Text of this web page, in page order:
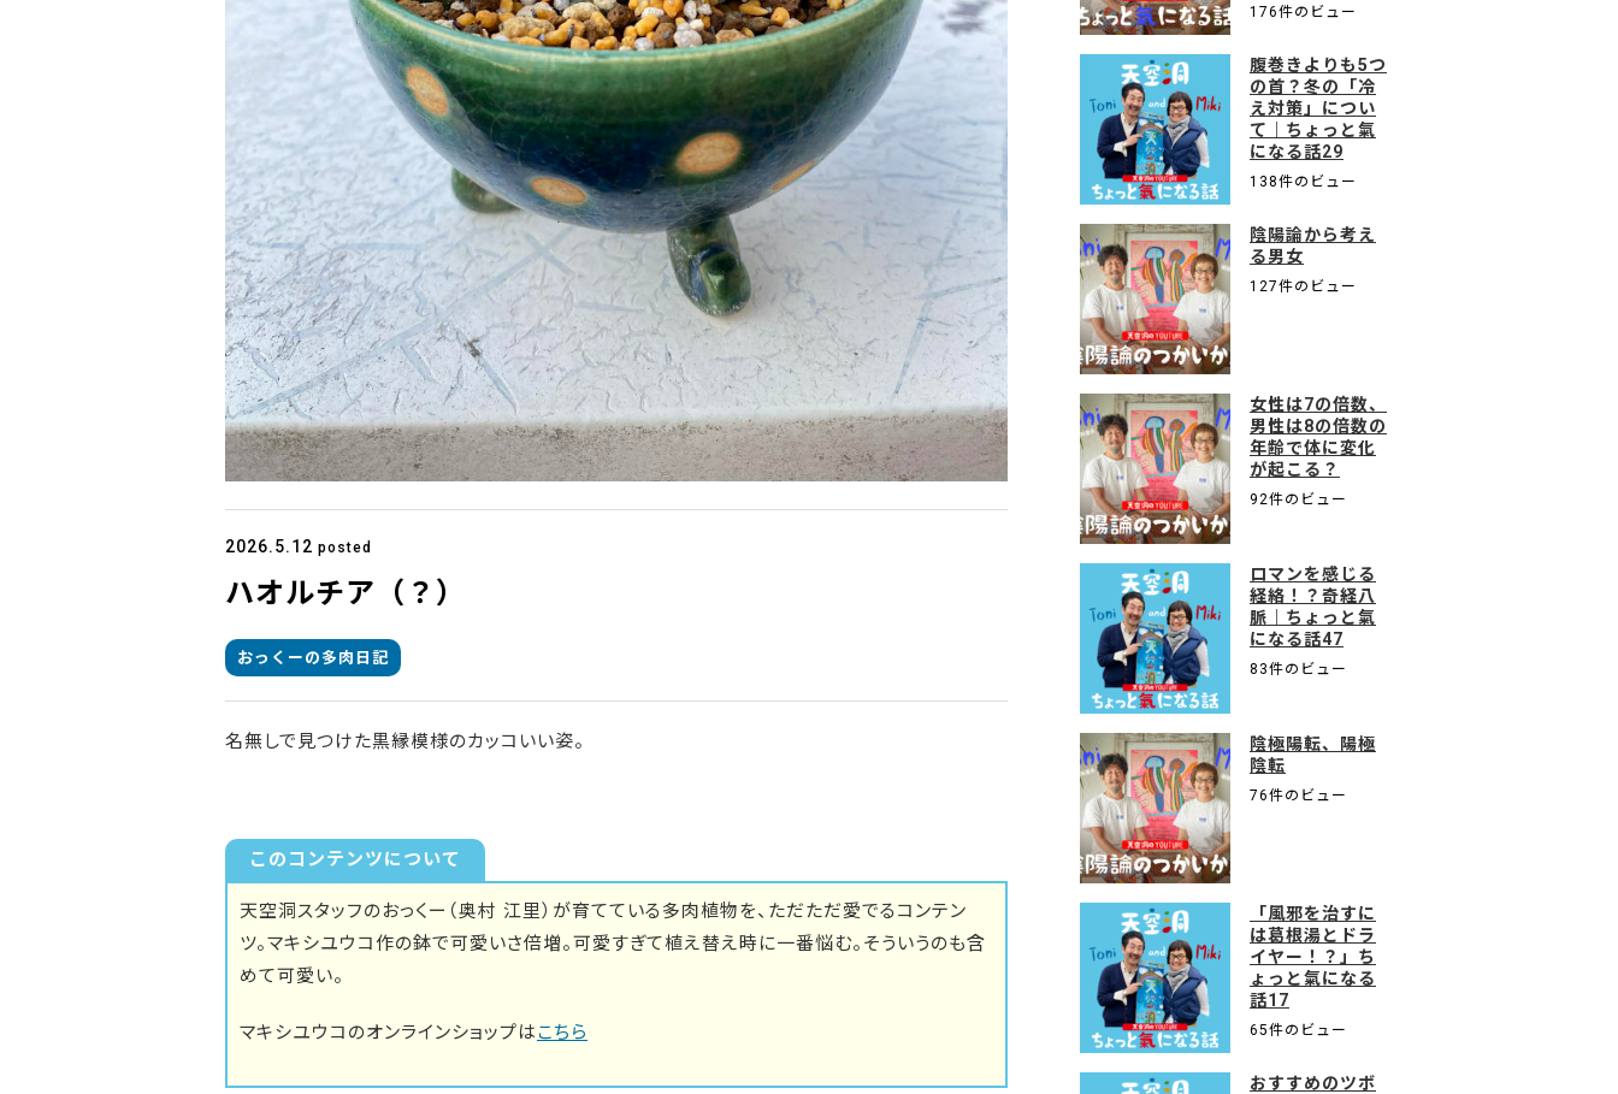
2026.5.12 posted
ハオルチア（？）
おっくーの多肉日記
名無しで見つけた黒縁模様のカッコいい姿。
このコンテンツについて
天空洞スタッフのおっくー（奥村 江里）が育てている多肉植物を、ただただ愛でるコンテン
ツ。マキシユウコ作の鉢で可愛いさ倍増。可愛すぎて植え替え時に一番悩む。そういうのも含
めて可愛い。
マキシユウコのオンラインショップはこちら
176件のビュー
腹巻きよりも5つ
の首？冬の「冷
え対策」につい
て｜ちょっと氣
になる話29
138件のビュー
陰陽論から考え
る男女
127件のビュー
女性は7の倍数、
男性は8の倍数の
年齢で体に変化
が起こる？
92件のビュー
ロマンを感じる
経絡！？奇経八
脈｜ちょっと氣
になる話47
83件のビュー
陰極陽転、陽極
陰転
76件のビュー
「風邪を治すに
は葛根湯とドラ
イヤー！？」ち
ょっと氣になる
話17
65件のビュー
おすすめのツボ